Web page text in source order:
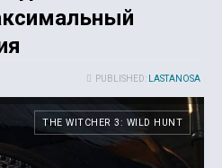
PUBLISHED: LASTANOSA
THE WITCHER 3: WILD HUNT